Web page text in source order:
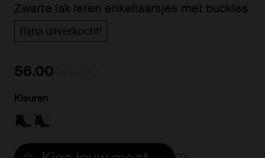
Zwarte lak leren enkellaarsjes met buckles
Bijna uitverkocht!
56.00
Kleuren